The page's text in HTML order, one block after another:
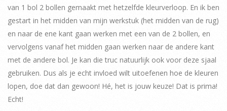
van 1 bol 2 bollen gemaakt met hetzelfde kleurverloop. En ik ben
gestart in het midden van mijn werkstuk (het midden van de rug)
en naar de ene kant gaan werken met een van de 2 bollen, en
vervolgens vanaf het midden gaan werken naar de andere kant
met de andere bol. Je kan die truc natuurlijk ook voor deze sjaal
gebruiken. Dus als je echt invloed wilt uitoefenen hoe de kleuren
lopen, doe dat dan gewoon! Hé, het is jouw keuze! Dat is prima!
Echt!